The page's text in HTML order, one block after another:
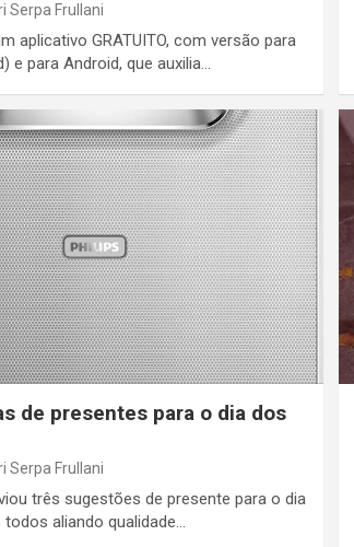
Serpa Frullani
aplicativo GRATUITO, com versão para
e para Android, que auxilia…
de presentes para o dia dos
Serpa Frullani
três sugestões de presente para o dia
aliando qualidade…